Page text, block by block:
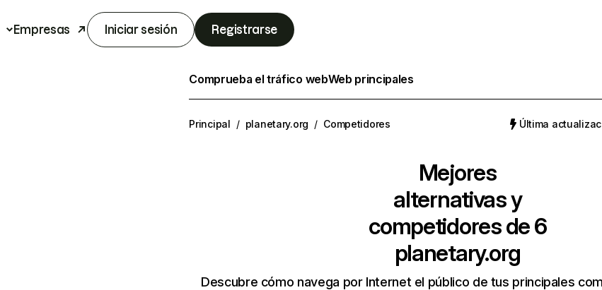
Empresas Iniciar sesión Registrarse
Comprueba el tráfico webWeb principales
Principal / planetary.org / Competidores Última
Mejores
alternativas y
competidores de 6
planetary.org
Descubre cómo navega por Internet el público de tus principales